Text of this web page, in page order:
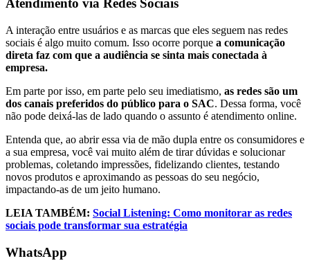
Atendimento via Redes Sociais
A interação entre usuários e as marcas que eles seguem nas redes
sociais é algo muito comum. Isso ocorre porque a comunicação
direta faz com que a audiência se sinta mais conectada à
empresa.
Em parte por isso, em parte pelo seu imediatismo, as redes são um
dos canais preferidos do público para o SAC. Dessa forma, você
não pode deixá-las de lado quando o assunto é atendimento online.
Entenda que, ao abrir essa via de mão dupla entre os consumidores e
a sua empresa, você vai muito além de tirar dúvidas e solucionar
problemas, coletando impressões, fidelizando clientes, testando
novos produtos e aproximando as pessoas do seu negócio,
impactando-as de um jeito humano.
LEIA TAMBÉM: Social Listening: Como monitorar as redes
sociais pode transformar sua estratégia
WhatsApp